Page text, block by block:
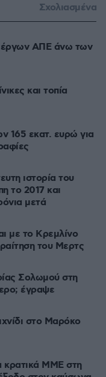
Σχολιασμένα
έργων ΑΠΕ άνω των
και τοπία
165 εκατ. ευρώ για
ιστορία του
το 2017 και
μετά
με το Κρεμλίνο
του Μερτς
Σολωμού στη
έγραψε
στο Μαρόκο
κρατικά ΜΜΕ στη